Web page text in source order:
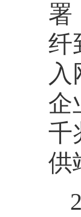
署
纤
入
企
千
供